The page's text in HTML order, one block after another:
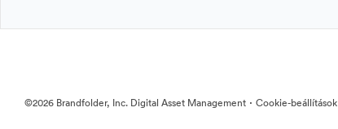
©2026 Brandfolder, Inc. Digital Asset Management · Cookie-beállítások